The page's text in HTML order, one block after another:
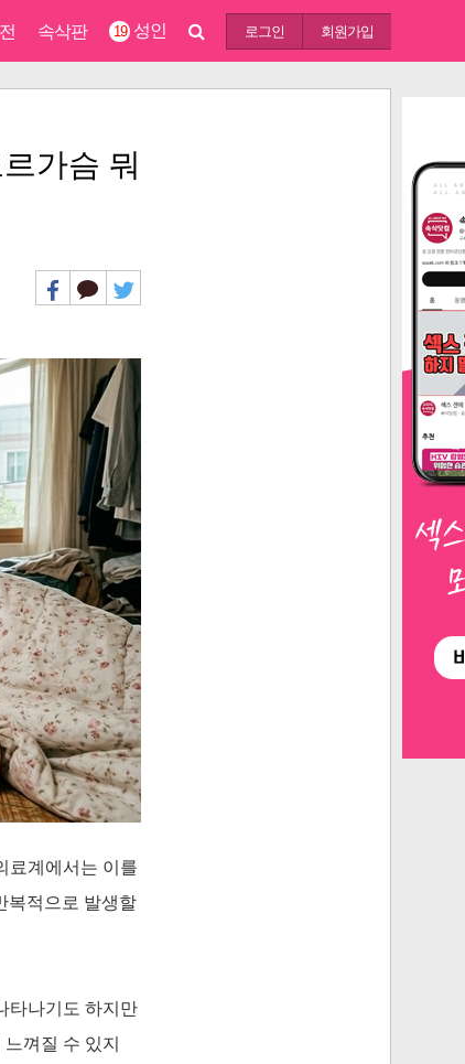
속삭판 19 성인 로그인 회원가입
가슴 뭐
료계에서는 이를
복적으로 발생할
타나기도 하지만
껴질 수 있지